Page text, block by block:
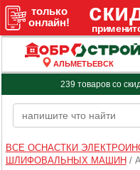
АЛЬМЕТЬЕВСК
239 товаров со
ВСЕ ОСНАСТКИ
ШЛИФОВАЛЬНЫХ МАШИН /